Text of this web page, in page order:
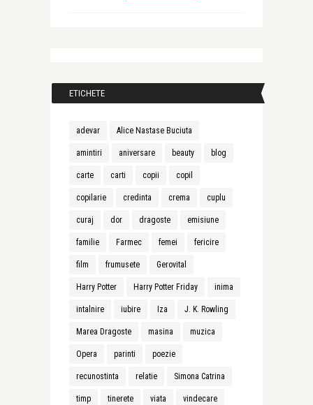
ETICHETE
adevar Alice Nastase Buciuta
amintiri aniversare beauty blog
carte carti copii copil
copilarie credinta crema cuplu
curaj dor dragoste emisiune
familie Farmec femei fericire
film frumusete Gerovital
Harry Potter Harry Potter Friday inima
intalnire iubire Iza J. K. Rowling
Marea Dragoste masina muzica
Opera parinti poezie
recunostinta relatie Simona Catrina
timp tinerete viata vindecare